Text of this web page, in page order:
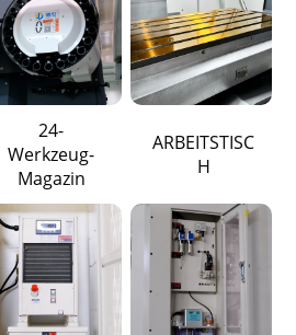
24-
Werkzeug-
Magazin
ARBEITSTISC
H